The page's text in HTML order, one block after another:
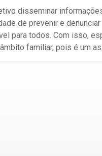
disseminar
de prevenir e
para todos. Com isso,
familiar, pois é um